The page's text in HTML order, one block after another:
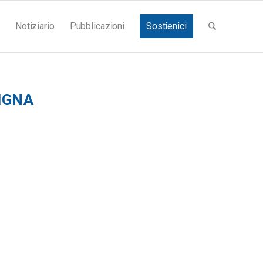
Notiziario Pubblicazioni Sostienici